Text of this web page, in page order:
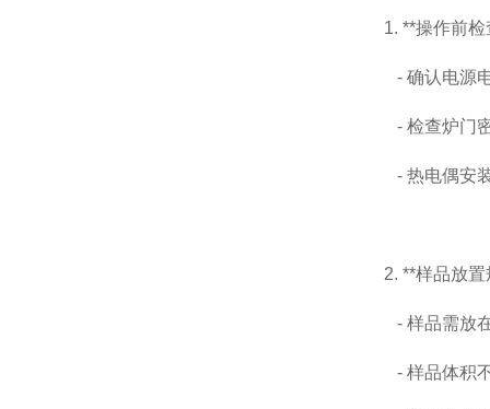
1. **操作前检
- 确认电源
- 检查炉门
- 热电偶安
2. **样品放
- 样品需放
- 样品体积